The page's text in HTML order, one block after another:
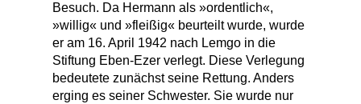
Besuch. Da Hermann als »ordentlich«,
»willig« und »fleißig« beurteilt wurde, wurde
er am 16. April 1942 nach Lemgo in die
Stiftung Eben-Ezer verlegt. Diese Verlegung
bedeutete zunächst seine Rettung. Anders
erging es seiner Schwester. Sie wurde nur